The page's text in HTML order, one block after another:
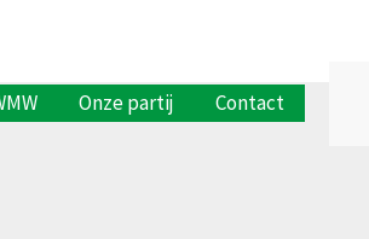
Onze partij Contact